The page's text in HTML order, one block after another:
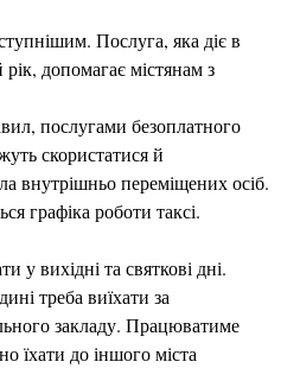
Послуга, яка діє в
допомагає містянам з
послугами безоплатного
скористатися й
внутрішньо переміщених осіб.
графіка роботи таксі.
у вихідні та святкові дні.
треба виїхати за
закладу. Працюватиме
їхати до іншого міста